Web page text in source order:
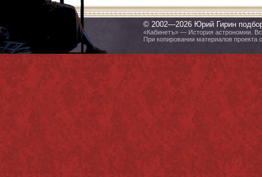
© 2002—2026 Юрий Гирин
«Кабинетъ» — История астрономии.
При копировании материалов проекта